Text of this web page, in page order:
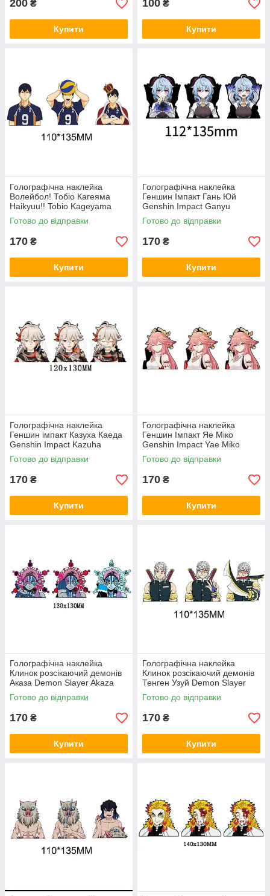
200 ₴
Купити
100 ₴
Купити
Голографічна наклейка
Волейбол! Тобіо Кагеяма
Haikyuu!! Tobio Kageyama
Готово до відправки
170 ₴
Купити
Голографічна наклейка
Геншин Імпакт Гань Юй
Genshin Impact Ganyu
112x135 мм
Готово до відправки
170 ₴
Купити
Голографічна наклейка
Геншин імпакт Казуха Каеда
Genshin Impact Kazuha
Kaeda 120x130 мм
Готово до відправки
170 ₴
Купити
Голографічна наклейка
Геншин Імпакт Яе Міко
Genshin Impact Yae Miko
109x130 мм
Готово до відправки
170 ₴
Купити
Голографічна наклейка
Клинок розсікаючий демонів
Аказа Demon Slayer Akaza
130x130 мм
Готово до відправки
170 ₴
Купити
Голографічна наклейка
Клинок розсікаючий демонів
Тенген Узуй Demon Slayer
Uzui Tengen 110x135 мм
Готово до відправки
170 ₴
Купити